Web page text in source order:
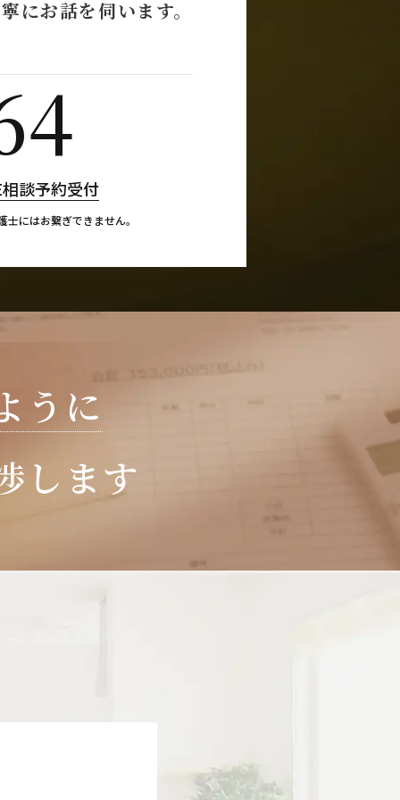
にお話を伺います。
談予約受付
士にはお繋ぎできません。
うに
します